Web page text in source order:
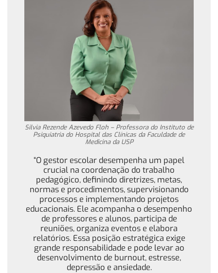
Silvia Rezende Azevedo Floh – Professora do Instituto de
Psiquiatria do Hospital das Clínicas da Faculdade de
Medicina da USP
“O gestor escolar desempenha um papel
crucial na coordenação do trabalho
pedagógico, definindo diretrizes, metas,
normas e procedimentos, supervisionando
processos e implementando projetos
educacionais. Ele acompanha o desempenho
de professores e alunos, participa de
reuniões, organiza eventos e elabora
relatórios. Essa posição estratégica exige
grande responsabilidade e pode levar ao
desenvolvimento de burnout, estresse,
depressão e ansiedade.